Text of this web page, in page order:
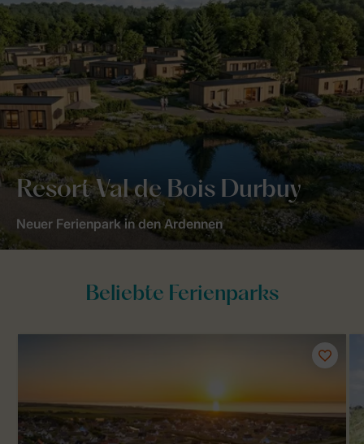
Resort Val de Bois Durbuy
Neuer Ferienpark in den Ardennen